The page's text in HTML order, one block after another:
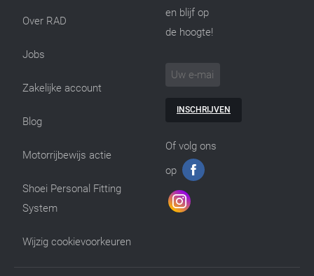
Over RAD
Jobs
Zakelijke account
Blog
Motorrijbewijs actie
Shoei Personal Fitting
System
Wijzig cookievoorkeuren
en blijf op
de hoogte!
INSCHRIJVEN
Of volg ons
op